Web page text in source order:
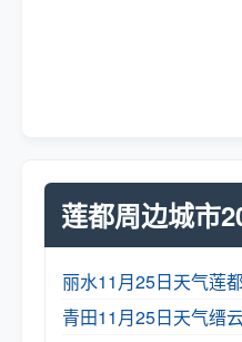
莲都周边城市
丽水11月25日天气莲
青田11月25日天气缙